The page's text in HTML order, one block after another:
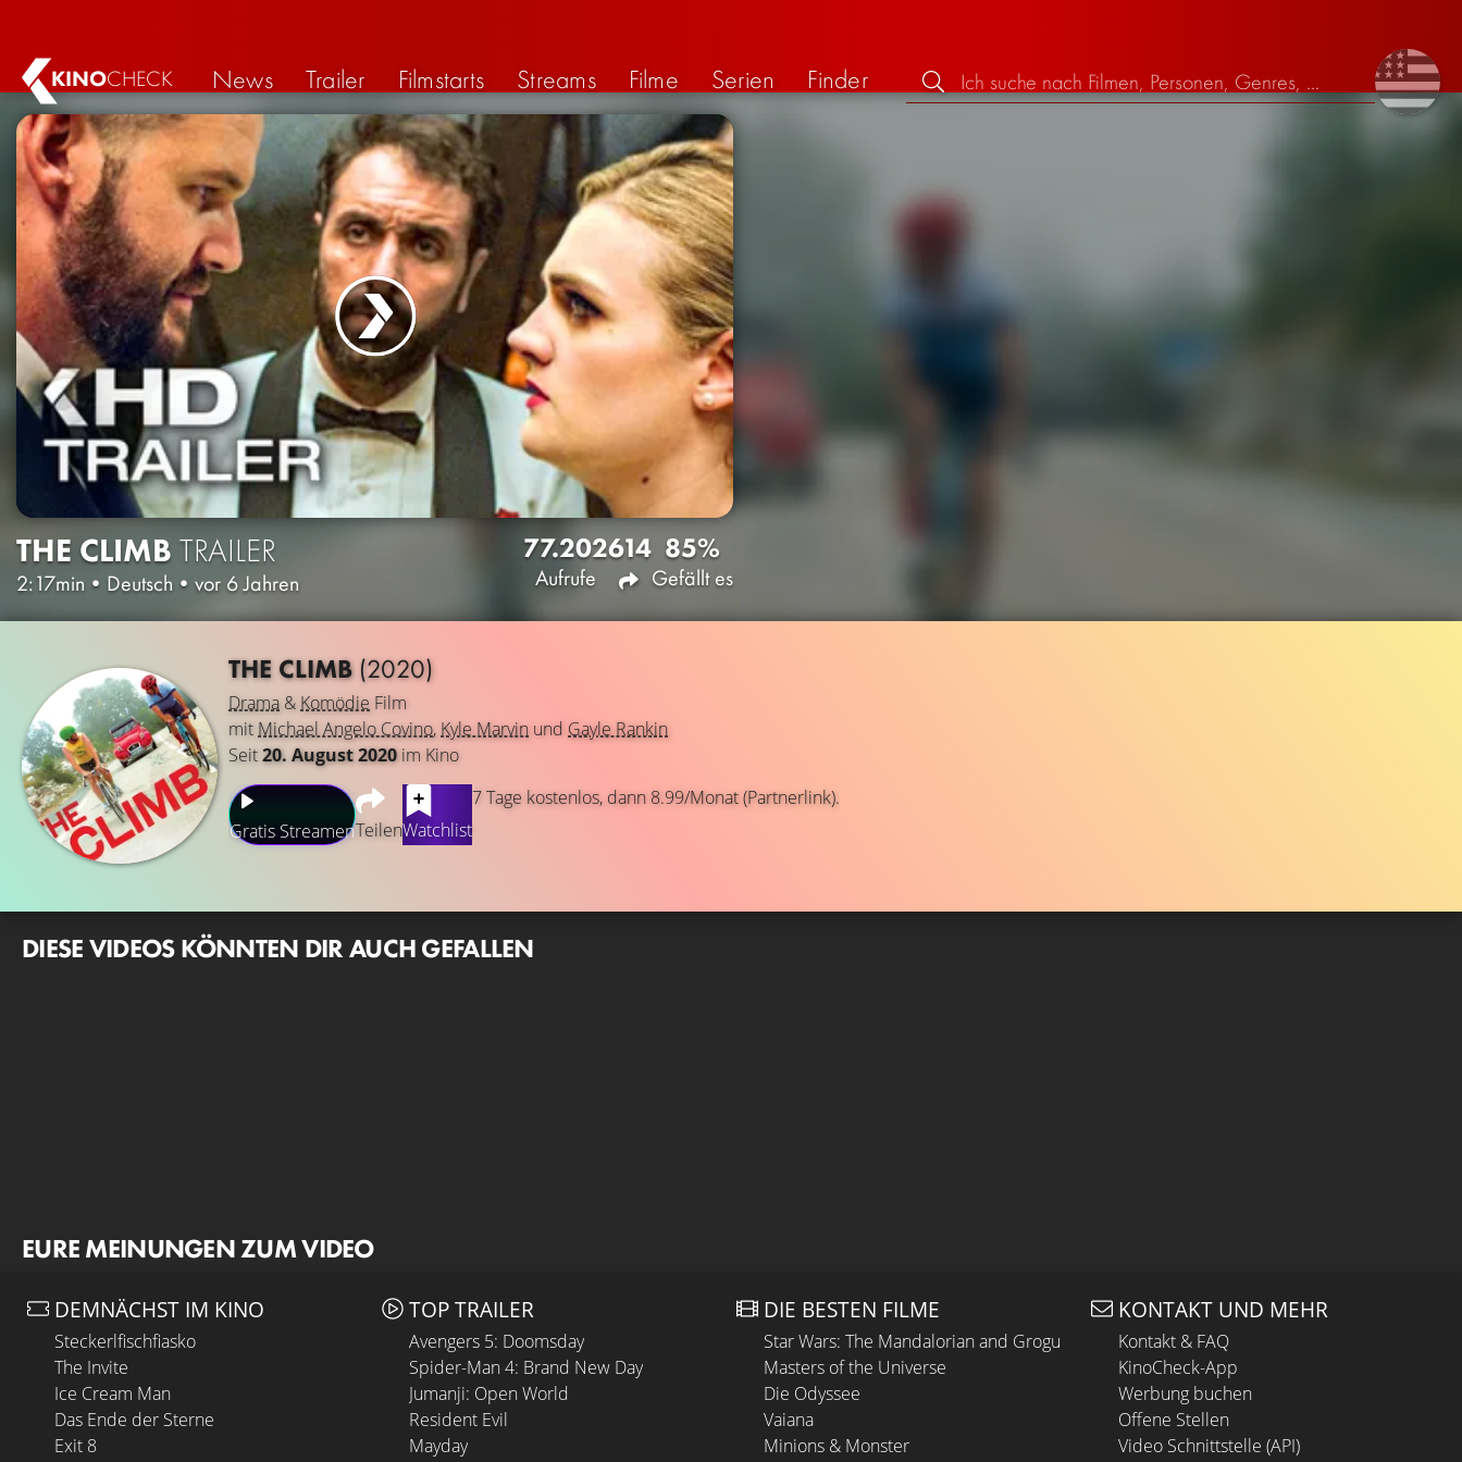
KINOCHECK News Trailer Filmstarts Streams Filme Serien Finder
THE CLIMB TRAILER
2:17min • Deutsch • vor 6 Jahren
77.202
Aufrufe
614 85%
Gefällt es
THE CLIMB(2020)
Drama& Komödie Film
mit Michael Angelo Covino, Kyle Marvin und Gayle Rankin
Seit20. August 2020im Kino
Gratis StreamenTeilenWatchlist
7 Tage kostenlos, dann 8.99/Monat (Partnerlink).
DIESE VIDEOS KÖNNTEN DIR AUCH GEFALLEN
EURE MEINUNGEN ZUM VIDEO
DEMNÄCHST IM KINO
Steckerlfischfiasko
The Invite
Ice Cream Man
Das Ende der Sterne
Exit 8
TOP TRAILER
Avengers 5: Doomsday
Spider-Man 4: Brand New Day
Jumanji: Open World
Resident Evil
Mayday
DIE BESTEN FILME
Star Wars: The Mandalorian and Grogu
Masters of the Universe
Die Odyssee
Vaiana
Minions & Monster
KONTAKT UND MEHR
Kontakt & FAQ
KinoCheck-App
Werbung buchen
Offene Stellen
Video Schnittstelle (API)